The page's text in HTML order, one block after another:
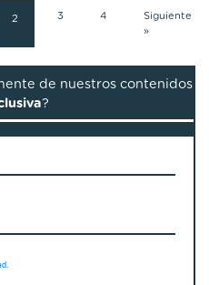
2 3 4
Siguiente
»
de nuestros contenidos
?
.